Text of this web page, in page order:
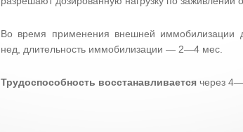
Во время применения внешней иммобилизации
нед, длительность иммобилизации — 2—4 мес.
Трудоспособность восстанавливается через